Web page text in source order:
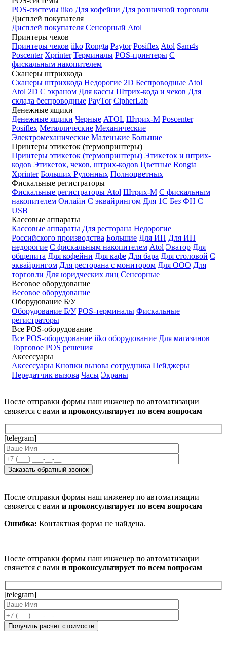
POS-системы iiko Для кофейни Для розничной торговли
Дисплей покупателя
Дисплей покупателя Сенсорный Atol
Принтеры чеков
Принтеры чеков iiko Rongta Paytor Posiflex Atol Sam4s
Poscenter Xprinter Терминалы POS-принтеры С
фискальным накопителем
Сканеры штрихкода
Сканеры штрихкода Недорогие 2D Беспроводные Atol
Atol 2D С экраном Для кассы Штрих-кода и чеков Для
склада беспроводные PayTor CipherLab
Денежные ящики
Денежные ящики Черные ATOL Штрих-М Poscenter
Posiflex Металлические Механические
Электромеханические Маленькие Большие
Принтеры этикеток (термопринтеры)
Принтеры этикеток (термопринтеры) Этикеток и штрих-
кодов Этикеток, чеков, штрих-кодов Цветные Rongta
Xprinter Больших Рулонных Полноцветных
Фискальные регистраторы
Фискальные регистраторы Atol Штрих-М С фискальным
накопителем Онлайн С эквайрингом Для 1С Без ФН С
USB
Кассовые аппараты
Кассовые аппараты Для ресторана Недорогие
Российского производства Большие Для ИП Для ИП
недорогие С фискальным накопителем Atol Эватор Для
общепита Для кофейни Для кафе Для бара Для столовой С
эквайрингом Для ресторана с монитором Для ООО Для
торговли Для юридческих лиц Сенсорные
Весовое оборудование
Весовое оборудование
Оборудование Б/У
Оборудование Б/У POS-терминалы Фискальные
регистраторы
Все POS-оборудование
Все POS-оборудование iiko оборудование Для магазинов
Торговое POS решения
Аксессуары
Аксессуары Кнопки вызова сотрудника Пейджеры
Передатчик вызова Часы Экраны
После отправки формы наш инженер по автоматизации
свяжется с вами и проконсультирует по всем вопросам
[telegram]
После отправки формы наш инженер по автоматизации
свяжется с вами и проконсультирует по всем вопросам
Ошибка: Контактная форма не найдена.
После отправки формы наш инженер по автоматизации
свяжется с вами и проконсультирует по всем вопросам
[telegram]